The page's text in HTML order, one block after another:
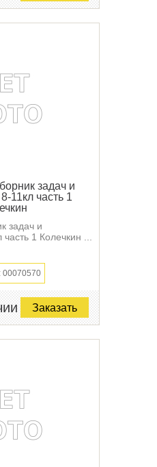
задач и
11кл часть 1
задач и
1 Колечкин ...
00070570
Заказать